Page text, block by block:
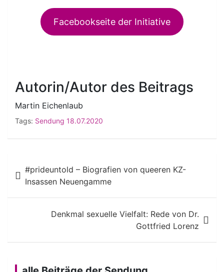
Facebookseite der Initiative
Autorin/Autor des Beitrags
Martin Eichenlaub
Tags: Sendung 18.07.2020
Beitragsnavigation
#prideuntold – Biografien von queeren KZ-
Insassen Neuengamme
Denkmal sexuelle Vielfalt: Rede von Dr.
Gottfried Lorenz